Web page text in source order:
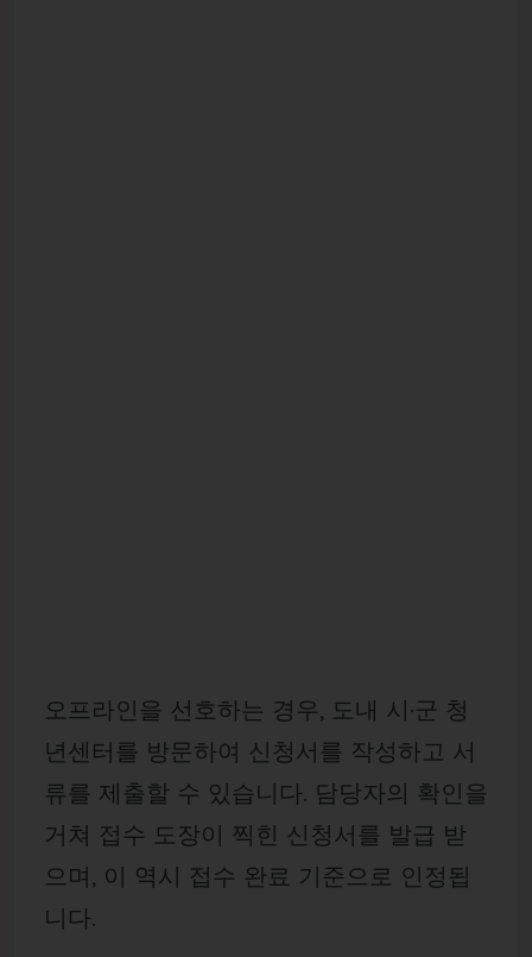
오프라인을 선호하는 경우, 도내 시·군 청
년센터를 방문하여 신청서를 작성하고 서
류를 제출할 수 있습니다. 담당자의 확인을
거쳐 접수 도장이 찍힌 신청서를 발급 받
으며, 이 역시 접수 완료 기준으로 인정됩
니다.